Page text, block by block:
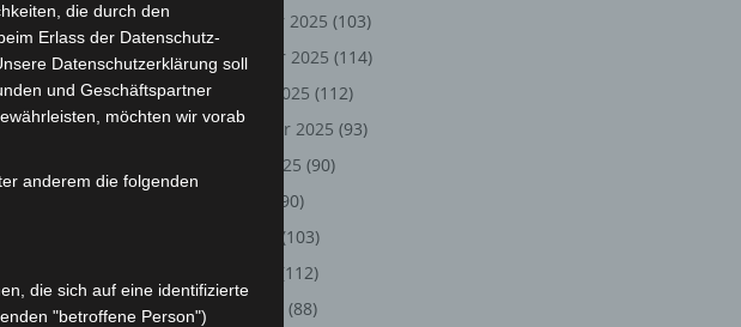
neue
Dezember 2025 (103)
November 2025 (114)
Oktober 2025 (112)
September 2025 (93)
August 2025 (90)
(90)
(103)
(112)
April 2025
(88)
die durch den
Erlass der Datenschutz-
Datenschutzerklärung soll
und Geschäftspartner
möchten wir vorab
anderem die folgenden
die sich auf eine identifizierte
"betroffene Person")